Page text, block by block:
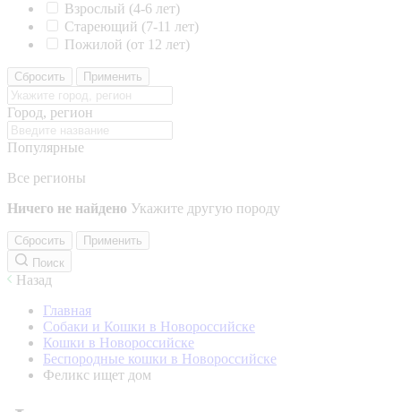
Взрослый (4-6 лет)
Стареющий (7-11 лет)
Пожилой (от 12 лет)
Сбросить Применить
Город, регион
Популярные
Все регионы
Ничего не найдено Укажите другую породу
Сбросить
Применить
Поиск
Назад
Главная
Собаки и Кошки в Новороссийске
Кошки в Новороссийске
Беспородные кошки в Новороссийске
Феликс ищет дом